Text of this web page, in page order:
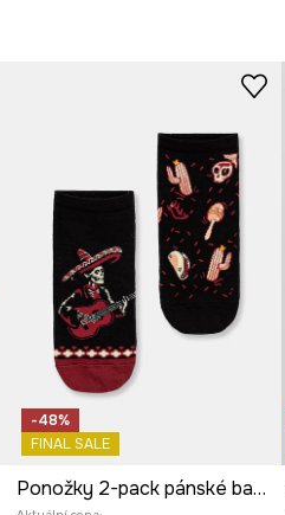
-48%
FINAL SALE
Ponožky 2-pack pánské bavlněné